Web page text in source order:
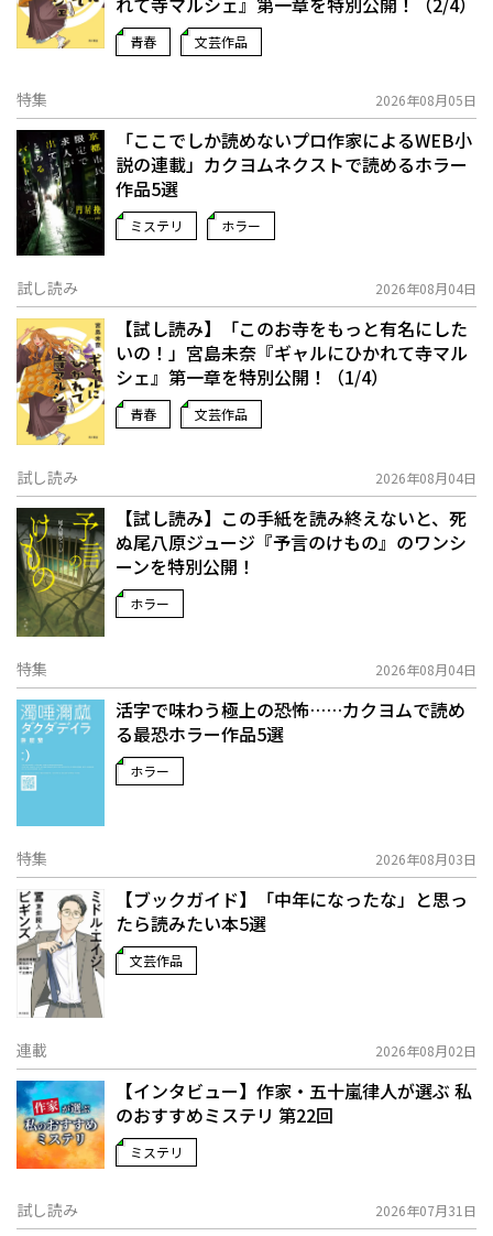
青春 文芸作品
特集 2026年08月05日
「ここでしか読めないプロ作家によるWEB小
説の連載」――カクヨムネクストで読めるホラー
作品5選
ミステリ ホラー
試し読み 2026年08月04日
【試し読み】「このお寺をもっと有名にした
いの！」宮島未奈『ギャルにひかれて寺マル
シェ』第一章を特別公開！（1/4）
青春 文芸作品
試し読み 2026年08月04日
【試し読み】この手紙を読み終えないと、死
ぬ――尾八原ジュージ『予言のけもの』のワンシ
ーンを特別公開！
ホラー
特集 2026年08月04日
活字で味わう極上の恐怖……カクヨムで読め
る最恐ホラー作品5選
ホラー
特集 2026年08月03日
【ブックガイド】「中年になったな」と思っ
たら読みたい本5選
文芸作品
連載 2026年08月02日
【インタビュー】作家・五十嵐律人が選ぶ 私
のおすすめミステリ 第22回
ミステリ
試し読み 2026年07月31日